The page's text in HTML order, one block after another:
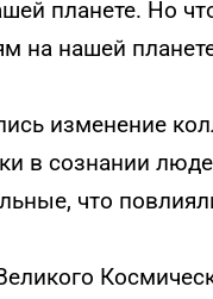
планете. Но
на нашей
изменение
в сознании
что